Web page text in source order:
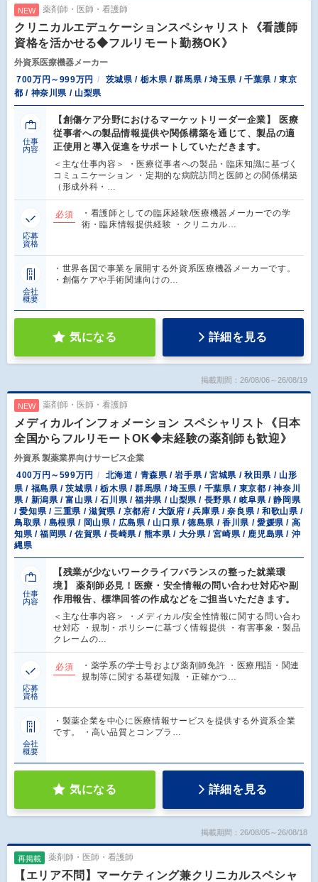
NEW 薬剤師・医師・看護師
クリニカルエデュケーションスペシャリスト《看護師
資格を活かせる◆フルリモート勤務OK》
外資系医療機器メーカー
700万円～999万円
茨城県 / 栃木県 / 群馬県 / 埼玉県 / 千葉県 / 東京
都 / 神奈川県 / 山梨県
仕事
内容
【創傷ケア分野におけるマーケットリーダー企業】 医療
従事者への製品情報提供や関係構築を通じて、製品の適
正使用と導入促進をサポートしていただきます。
＜主な仕事内容＞ ・医療従事者への製品・臨床知識に基づく
コミュニケーション ・定期的な病院訪問と医師との関係構築
（形成外科・…
応募
資格
必須
・看護師としての臨床経験/医療機器メーカーでの学
術・臨床情報提供経験 ・クリニカル…
会社
概要
・世界各国で事業を展開する外資系医療機器メーカーです。
・創傷ケアや手術関連向けの…
気になる 詳細を見る
掲載期間：26/08/06～26/08/19
NEW 薬剤師・医師・看護師
メディカルインフォメーション スペシャリスト《日本
全国からフルリモートOK◆未経験の薬剤師も歓迎》
外資系 製薬業界向けサービス企業
400万円～599万円
北海道 / 青森県 / 岩手県 / 宮城県 / 秋田県 / 山形
県 / 福島県 / 茨城県 / 栃木県 / 群馬県 / 埼玉県 / 千葉県 / 東京都 / 神奈川
県 / 新潟県 / 富山県 / 石川県 / 福井県 / 山梨県 / 長野県 / 岐阜県 / 静岡県
/ 愛知県 / 三重県 / 滋賀県 / 京都府 / 大阪府 / 兵庫県 / 奈良県 / 和歌山県 /
鳥取県 / 島根県 / 岡山県 / 広島県 / 山口県 / 徳島県 / 香川県 / 愛媛県 / 高
知県 / 福岡県 / 佐賀県 / 長崎県 / 熊本県 / 大分県 / 宮崎県 / 鹿児島県 / 沖
縄県
仕事
内容
【残業が少ないワークライフバランスの整った就業環
境】 薬剤師必見！医療・安全情報の問い合わせ対応や副
作用報告、標準回答の作成などをご担当いただきます。
＜主な仕事内容＞ ・メディカル/安全性情報に関する問い合わ
せ対応 ・規制・ポリシーに基づく情報提供 ・有害事象・製品
クレームの…
応募
資格
必須
・薬学系の学士号および薬剤師免許 ・医療用語・関連
規制等に関する基礎知識 ・正確かつ…
会社
概要
・製薬企業を中心に医療情報サービスを提供する外資系企業
です。 ・高い品質とコンプラ…
気になる 詳細を見る
掲載期間：26/08/05～26/08/18
再掲載 薬剤師・医師・看護師
【エリア不問】マーケティング兼クリニカルスペシャ